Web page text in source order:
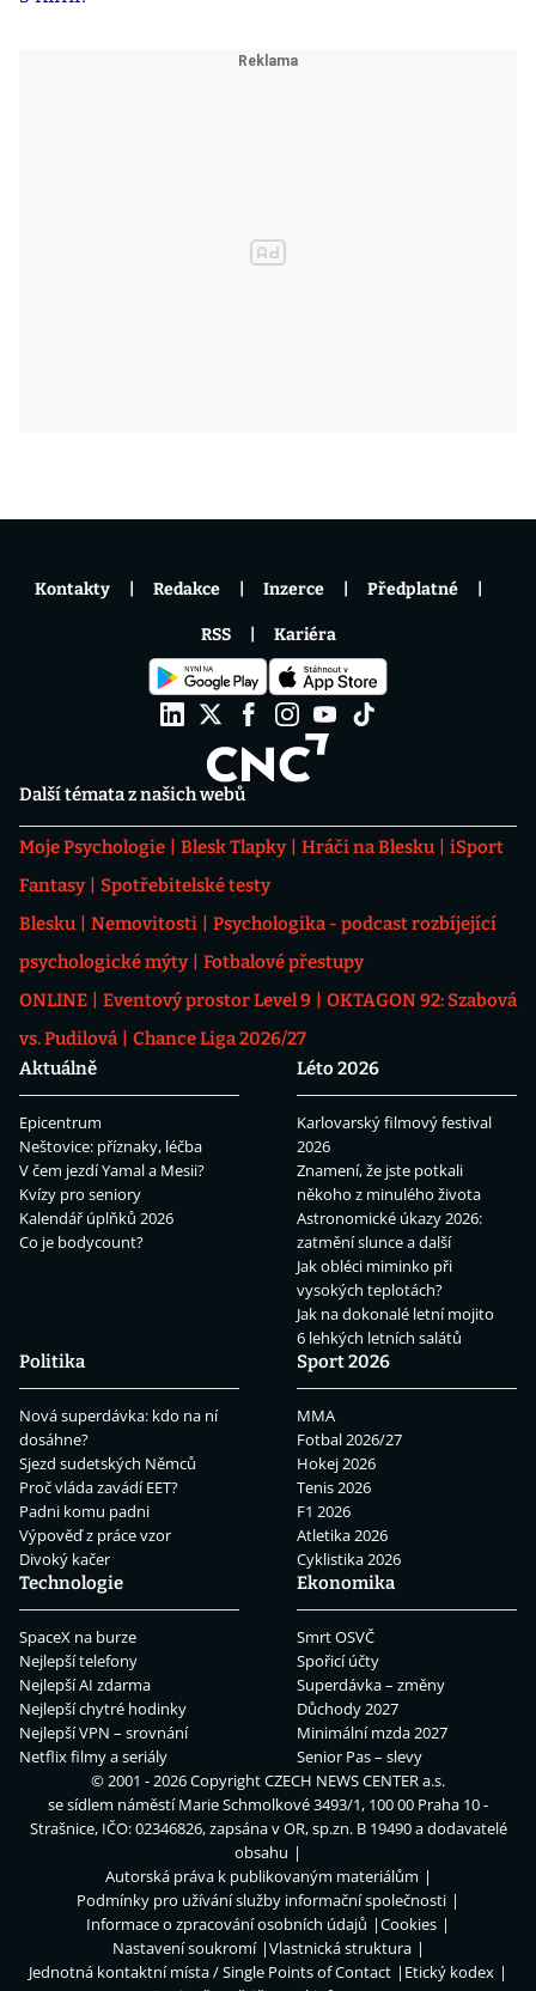
Další témata z našich webů
Moje Psychologie Blesk Tlapky Hráči na Blesku
iSport
Fantasy
Spotřebitelské testy
Blesku
Nemovitosti
Psychologika - podcast rozbíjející
psychologické mýty
Fotbalové přestupy
ONLINE
Eventový prostor Level 9
OKTAGON 92: Szabová
vs. Pudilová
Chance Liga 2026/27
Aktuálně
Epicentrum
Neštovice: příznaky, léčba
V čem jezdí Yamal a Mesii?
Kvízy pro seniory
Kalendář úplňků 2026
Co je bodycount?
Léto 2026
Karlovarský filmový festival
2026
Znamení, že jste potkali
někoho z minulého života
Astronomické úkazy 2026:
zatmění slunce a další
Jak obléci miminko při
vysokých teplotách?
Jak na dokonalé letní mojito
6 lehkých letních salátů
Politika
Nová superdávka: kdo na ní
dosáhne?
Sjezd sudetských Němců
Proč vláda zavádí EET?
Padni komu padni
Výpověď z práce vzor
Divoký kačer
Sport 2026
MMA
Fotbal 2026/27
Hokej 2026
Tenis 2026
F1 2026
Atletika 2026
Cyklistika 2026
Technologie
SpaceX na burze
Nejlepší telefony
Nejlepší AI zdarma
Nejlepší chytré hodinky
Nejlepší VPN – srovnání
Netflix filmy a seriály
Ekonomika
Smrt OSVČ
Spořicí účty
Superdávka – změny
Důchody 2027
Minimální mzda 2027
Senior Pas – slevy
Kontakty Redakce Inzerce Předplatné
RSS Kariéra
© 2001 - 2026 CopyrightCZECH NEWS CENTER a.s.
se sídlem náměstí Marie Schmolkové 3493/1, 100 00 Praha 10 -
Strašnice, IČO: 02346826, zapsána v OR, sp.zn. B 19490 a dodavatelé
obsahu
Autorská práva k publikovaným materiálům
Podmínky pro užívání služby informační společnosti
Informace o zpracování osobních údajů
Cookies
Nastavení soukromí
Vlastnická struktura
Jednotná kontaktní místa / Single Points of Contact
Etický kodex